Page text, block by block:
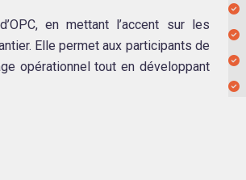
en mettant l’accent sur les
Elle permet aux participants de
opérationnel tout en développant